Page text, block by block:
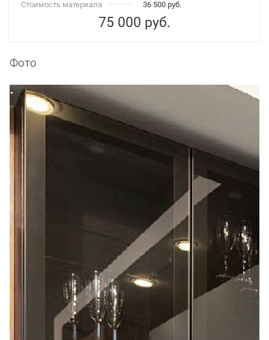
Стоимость материала 36 500 руб.
75 000 руб.
Фото